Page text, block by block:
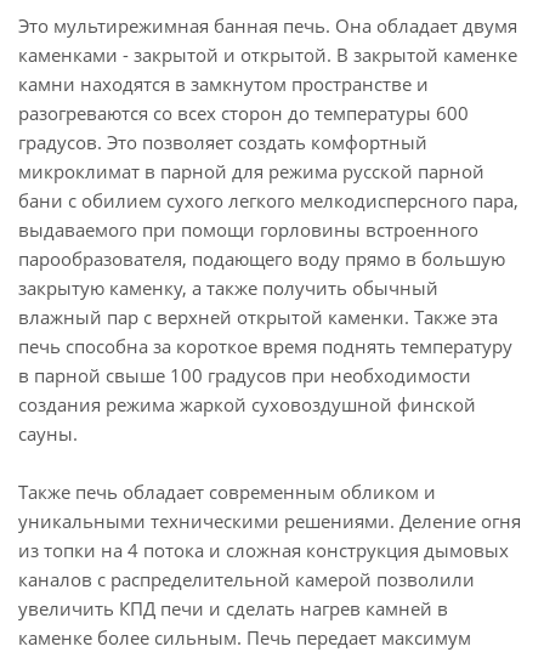
Это мультирежимная банная печь. Она обладает двумя
каменками - закрытой и открытой. В закрытой каменке
камни находятся в замкнутом пространстве и
разогреваются со всех сторон до температуры 600
градусов. Это позволяет создать комфортный
микроклимат в парной для режима русской парной
бани с обилием сухого легкого мелкодисперсного пара,
выдаваемого при помощи горловины встроенного
парообразователя, подающего воду прямо в большую
закрытую каменку, а также получить обычный
влажный пар с верхней открытой каменки. Также эта
печь способна за короткое время поднять температуру
в парной свыше 100 градусов при необходимости
создания режима жаркой суховоздушной финской
сауны.
Также печь обладает современным обликом и
уникальными техническими решениями. Деление огня
из топки на 4 потока и сложная конструкция дымовых
каналов с распределительной камерой позволили
увеличить КПД печи и сделать нагрев камней в
каменке более сильным. Печь передает максимум